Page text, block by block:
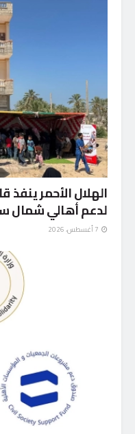
الهلال الأحمر
لدعم أهالي شمال